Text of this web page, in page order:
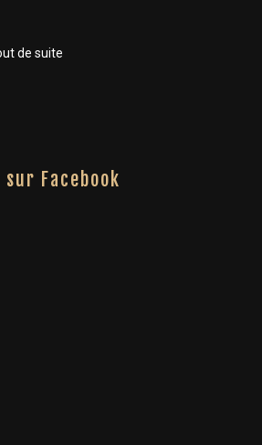
de suite
Facebook